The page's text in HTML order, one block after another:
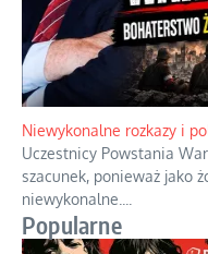
Niewykonalne rozkazy i
Uczestnicy Powstania
szacunek, ponieważ jako
niewykonalne.
Popularne